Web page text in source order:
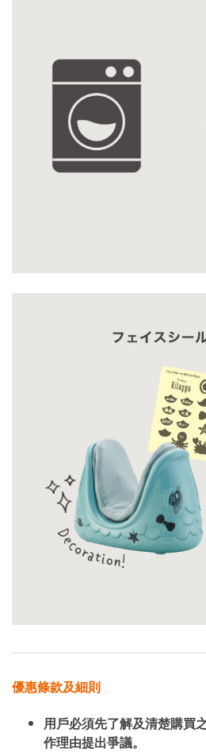
優惠條款及細則
用戶必須先了解及清楚購買
作理由提出爭議。